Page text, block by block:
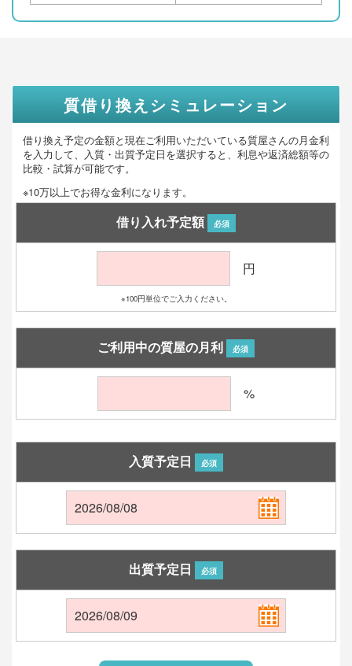
質借り換えシミュレーション
借り換え予定の金額と現在ご利用いただいている質屋さんの月金利
を入力して、入質・出質予定日を選択すると、利息や返済総額等の
比較・試算が可能です。
※10万以上でお得な金利になります。
借り入れ予定額 必須
円
※100円単位でご入力ください。
ご利用中の質屋の月利 必須
%
入質予定日 必須
出質予定日 必須